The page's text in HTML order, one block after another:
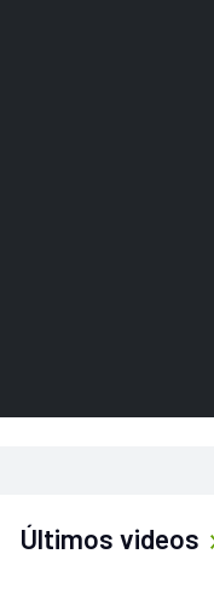
Últimos videos